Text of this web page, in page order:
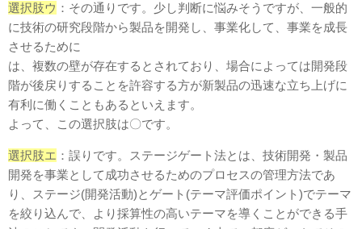
選択肢ウ ：その通りです。少し判断に悩みそうですが、一般的
に技術の研究段階から製品を開発し、事業化して、事業を成長
させるために
は、複数の壁が存在するとされており、場合によっては開発段
階が後戻りすることを許容する方が新製品の迅速な立ち上げに
有利に働くこともあるといえます。
よって、この選択肢は〇です。
選択肢エ ：誤りです。
ステージゲート法とは、技術開発・製品
開発を事業として成功させるためのプロセスの管理方法であ
り、ステージ(開発活動)とゲート(テーマ評価ポイント)でテーマ
を絞り込んで、より採算性の高いテーマを導くことができる手